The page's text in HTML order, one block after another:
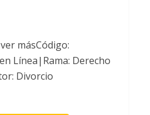
másCódigo:
Línea|Rama: Derecho
Divorcio